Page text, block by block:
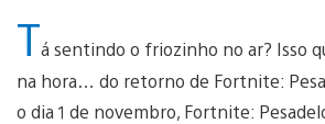
Tá sentindo o friozinho no ar? Isso
na hora… do retorno de Fortnite:
o dia 1 de novembro, Fortnite: